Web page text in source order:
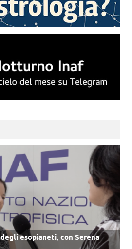
esopianeti, con Serena